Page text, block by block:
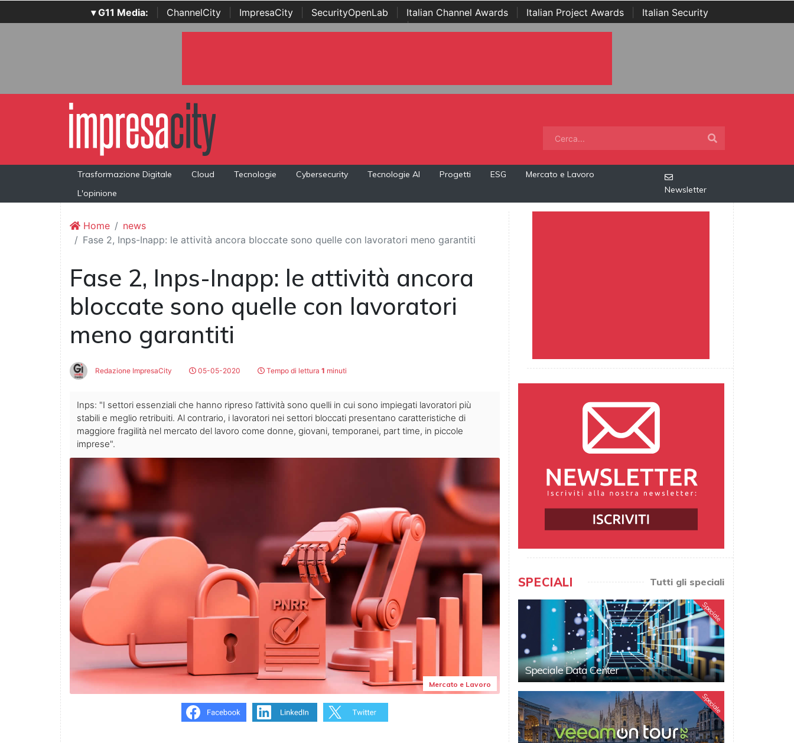
▾ G11 Media: ChannelCity ImpresaCity SecurityOpenLab Italian Channel Awards Italian Project Awards
Italian Security
Awards | ...
Trasformazione Digitale Cloud Tecnologie Cybersecurity Tecnologie AI Progetti ESG
Mercato e Lavoro
L'opinione
Newsletter
Home
news
Fase 2, Inps-Inapp: le attività ancora bloccate sono quelle con lavoratori meno garantiti
Fase 2, Inps-Inapp: le attività ancora
bloccate sono quelle con lavoratori
meno garantiti
Redazione ImpresaCity 05-05-2020 Tempo di lettura 1 minuti
Inps: "I settori essenziali che hanno ripreso l’attività sono quelli in cui sono impiegati lavoratori più
stabili e meglio retribuiti. Al contrario, i lavoratori nei settori bloccati presentano caratteristiche di
maggiore fragilità nel mercato del lavoro come donne, giovani, temporanei, part time, in piccole
imprese".
Mercato e Lavoro
SPECIALI Tutti gli speciali
Speciale
Speciale Data Center
Speciale